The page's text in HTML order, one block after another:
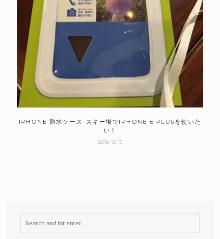
IPHONE 防水ケース-スキー場でIPHONE 6 PLUSを使いた
い！
2016-12-15